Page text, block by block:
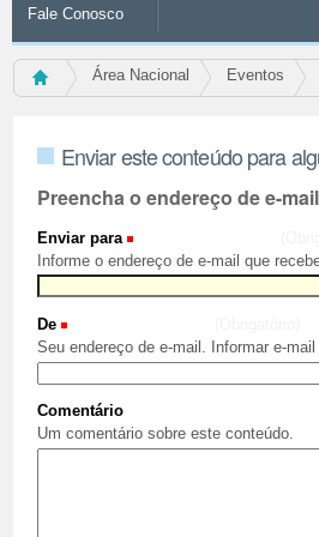
Fale Conosco
Área Nacional Eventos
Enviar este conteúdo para
Preencha o endereço de e-
Enviar para
Informe o endereço de e-mail que
De
Seu endereço de e-mail. Informar e-
Comentário
Um comentário sobre este conteúdo.